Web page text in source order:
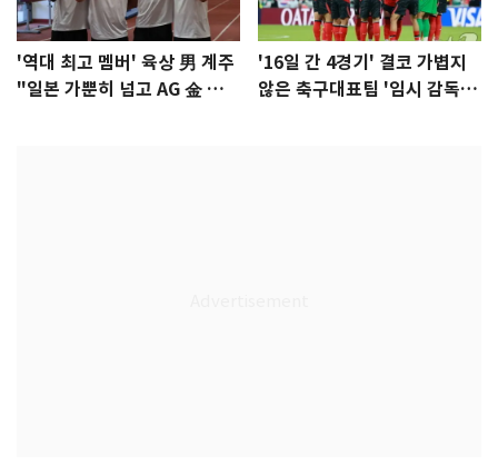
'역대 최고 멤버' 육상 男 계주
"일본 가뿐히 넘고 AG 金 따겠
'16일 간 4경기' 결코 가볍지
않은 축구대표팀 '임시 감독'